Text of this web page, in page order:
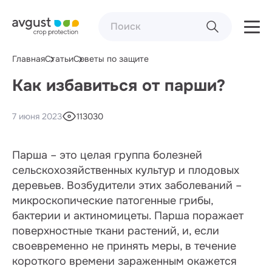
ГлавнаяСтатьиСоветы по защите
Как избавиться от парши?
7 июня 2023 113030
Парша – это целая группа болезней
сельскохозяйственных культур и плодовых
деревьев. Возбудители этих заболеваний –
микроскопические патогенные грибы,
бактерии и актиномицеты. Парша поражает
поверхностные ткани растений, и, если
своевременно не принять меры, в течение
короткого времени зараженным окажется